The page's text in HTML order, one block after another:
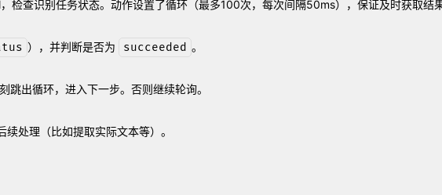
检查识别任务状态。动作设置了循环（最多100次，每次间隔50ms），保证及时获取结
），并判断是否为 succeeded 。
出循环，进入下一步。否则继续轮询。
处理（比如提取实际文本等）。